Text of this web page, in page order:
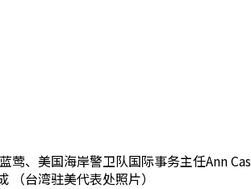
、美国海岸警卫队国际事务主任Ann
（台湾驻美代表处照片）